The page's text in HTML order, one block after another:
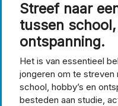
Streef naar
tussen school,
ontspanning.
Het is van essentieel
jongeren om te streven
school, hobby’s en
besteden aan studie,